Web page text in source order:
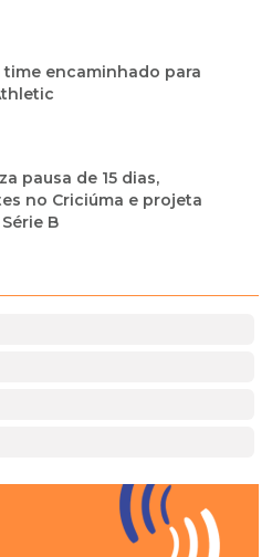
time encaminhado para
pausa de 15 dias,
no Criciúma e projeta
B